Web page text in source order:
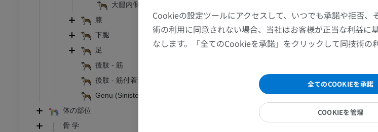
大腿内側面
膝
下腿
足
後肢 - 筋
後肢 - 筋付着部
Genu (Sinister)
体の部位
骨 学
馬：筋学
イラストレーション
プレミアム
馬 - 指（趾）
MRI
プレミアム
Cookieの設定ツールにアクセスして、いつでも承諾や拒否、
術の利用に同意されない場合、当社はお客様が正当な利益に
なします。「全てのCookieを承諾」をクリックして同技術の
全てのCOOKIEを承諾
COOKIEを管理